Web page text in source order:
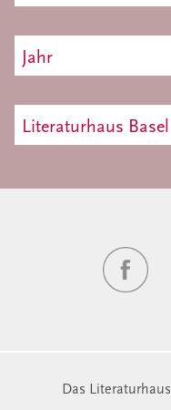
Jahr
Literaturhaus Basel
Das